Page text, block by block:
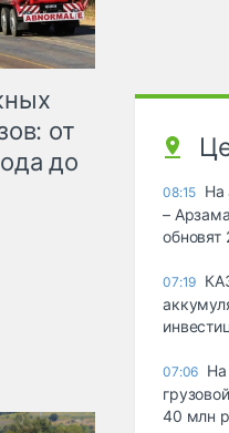
от
до
08:15 На
–
обновят
07:19
07:06
40 млн